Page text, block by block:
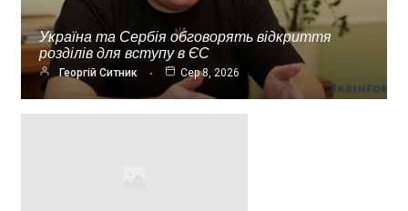
Україна та Сербія обговорять відкриття
розділів для вступу в ЄС
Георгій Ситник Сер 8, 2026